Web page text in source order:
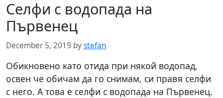
Селфи с водопада на
Първенец
December 5, 2019 bystefan
Обикновено като отида при някой водопад,
освен че обичам да го снимам, си правя селфи
с него. А това е селфи с водопада на Първенец.